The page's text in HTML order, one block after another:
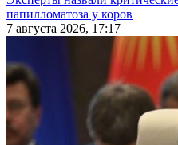
папилломатоза у коров
7 августа 2026, 17:17